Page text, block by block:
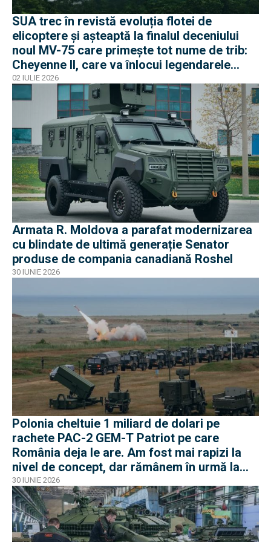
SUA trec în revistă evoluția flotei de
elicoptere și așteaptă la finalul deceniului
noul MV-75 care primește tot nume de trib:
Cheyenne II, care va înlocui legendarele
Black Hawk
02 IULIE 2026
Armata R. Moldova a parafat modernizarea
cu blindate de ultimă generație Senator
produse de compania canadiană Roshel
30 IUNIE 2026
Polonia cheltuie 1 miliard de dolari pe
rachete PAC-2 GEM-T Patriot pe care
România deja le are. Am fost mai rapizi la
nivel de concept, dar rămânem în urmă la
negocieri și industrie
30 IUNIE 2026